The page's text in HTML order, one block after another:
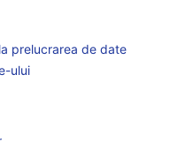
prelucrarea de date
ului